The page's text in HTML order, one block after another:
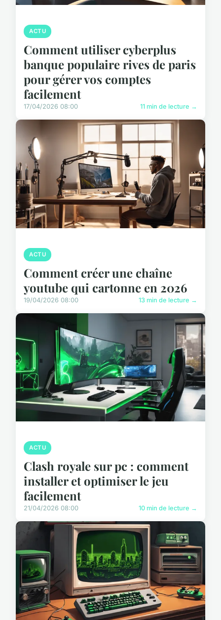
ACTU
Comment utiliser cyberplus
banque populaire rives de paris
pour gérer vos comptes
facilement
17/04/2026 08:00 11 min de lecture →
ACTU
Comment créer une chaîne
youtube qui cartonne en 2026
19/04/2026 08:00 13 min de lecture →
ACTU
Clash royale sur pc : comment
installer et optimiser le jeu
facilement
21/04/2026 08:00 10 min de lecture →